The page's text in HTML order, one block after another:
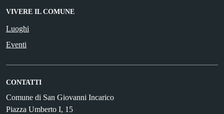
VIVERE IL COMUNE
Luoghi
Eventi
CONTATTI
Comune di San Giovanni Incarico
Piazza Umberto I, 15